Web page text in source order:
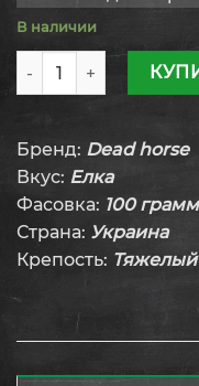
В наличии
Количество товара
Бренд: Dead horse
Вкус: Елка
Фасовка: 100 грамм
Страна: Украина
Крепость: Тяжелый